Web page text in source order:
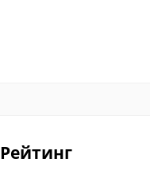
Рейтинг